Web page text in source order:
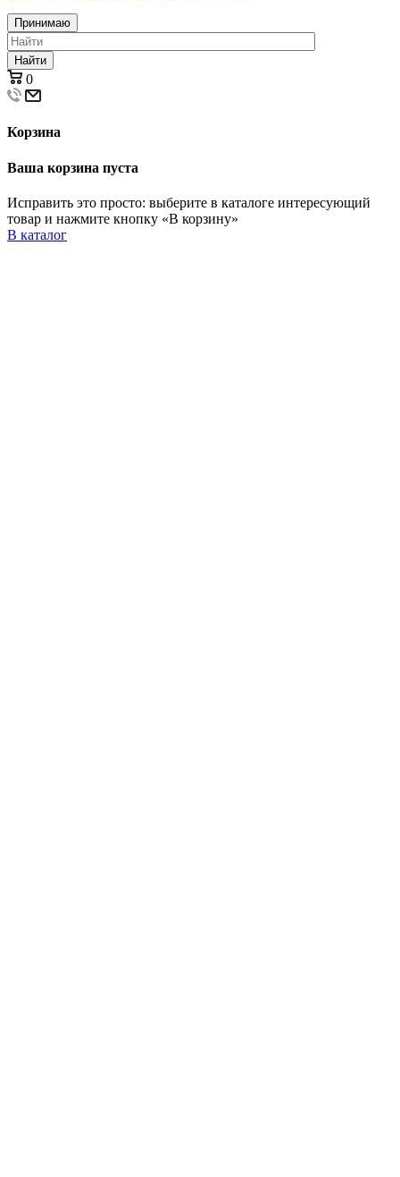
Принимаю
Найти
0
Корзина
Ваша корзина пуста
Исправить это просто: выберите в каталоге интересующий
товар и нажмите кнопку «В корзину»
В каталог